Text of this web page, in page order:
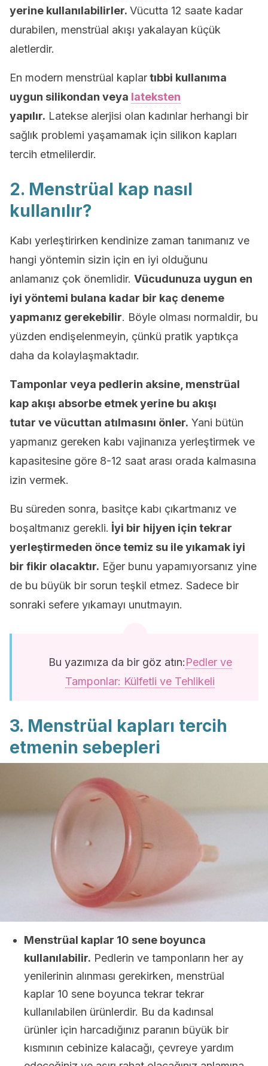
yerine kullanılabilirler. Vücutta 12 saate kadar
durabilen, menstrüal akışı yakalayan küçük
aletlerdir.
En modern menstrüal kaplartıbbi kullanıma
uygun silikondan veya lateksten
yapılır. Latekse alerjisi olan kadınlar herhangi bir
sağlık problemi yaşamamak için silikon kapları
tercih etmelilerdir.
2. Menstrüal kap nasıl
kullanılır?
Kabı yerleştirirken kendinize zaman tanımanız ve
hangi yöntemin sizin için en iyi olduğunu
anlamanız çok önemlidir. Vücudunuza uygun en
iyi yöntemi bulana kadar bir kaç deneme
yapmanız gerekebilir. Böyle olması normaldir, bu
yüzden endişelenmeyin, çünkü pratik yaptıkça
daha da kolaylaşmaktadır.
Tamponlar veya pedlerin aksine, menstrüal
kap akışı absorbe etmek yerine bu akışı
tutar ve vücuttan atılmasını önler. Yani bütün
yapmanız gereken kabı vajinanıza yerleştirmek ve
kapasitesine göre 8-12 saat arası orada kalmasına
izin vermek.
Bu süreden sonra, basitçe kabı çıkartmanız ve
boşaltmanız gerekli. İyi bir hijyen için tekrar
yerleştirmeden önce temiz su ile yıkamak iyi
bir fikir olacaktır. Eğer bunu yapamıyorsanız yine
de bu büyük bir sorun teşkil etmez. Sadece bir
sonraki sefere yıkamayı unutmayın.
Bu yazımıza da bir göz atın:Pedler ve
Tamponlar: Külfetli ve Tehlikeli
3. Menstrüal kapları tercih
etmenin sebepleri
Menstrüal kaplar 10 sene boyunca
kullanılabilir. Pedlerin ve tamponların her ay
yenilerinin alınması gerekirken, menstrüal
kaplar 10 sene boyunca tekrar tekrar
kullanılabilen ürünlerdir. Bu da kadınsal
ürünler için harcadığınız paranın büyük bir
kısmının cebinize kalacağı, çevreye yardım